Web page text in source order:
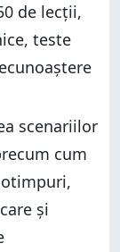
de lecții,
teste
scenariilor
cum
și